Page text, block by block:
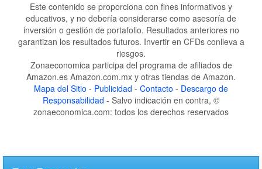
Este contenido se proporciona con fines informativos y
educativos, y no debería considerarse como asesoría de
inversión o gestión de portafolio. Resultados anteriores no
garantizan los resultados futuros. Invertir en CFDs conlleva a
riesgos.
Zonaeconomica participa del programa de afiliados de
Amazon.es Amazon.com.mx y otras tiendas de Amazon.
Mapa del Sitio - Publicidad - Contacto - Descargo de
Responsabilidad - Salvo indicación en contra, ©
zonaeconomica.com: todos los derechos reservados